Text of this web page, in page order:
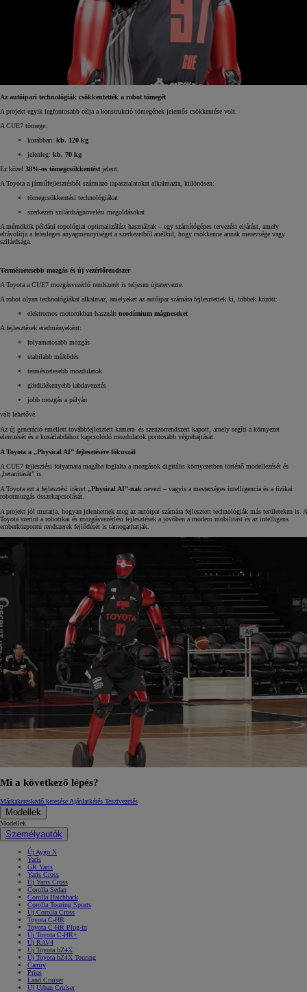
Az autóipari technológiák csökkentették a robot tömegét
A projekt egyik legfontosabb célja a konstrukció tömegének jelentős csökkentése volt.
A CUE7 tömege:
korábban: kb. 120 kg
jelenleg: kb. 70 kg
Ez közel 38%-os tömegcsökkentést jelent.
A Toyota a járműfejlesztésből származó tapasztalatokat alkalmazta, különösen:
tömegcsökkentési technológiákat
szerkezeti szilárdságnövelési megoldásokat
A mérnökök például topológiai optimalizálást használtak – egy számítógépes tervezési eljárást, amely
eltávolítja a felesleges anyagmennyiséget a szerkezetből anélkül, hogy csökkenne annak merevsége vagy
szilárdsága.
Természetesebb mozgás és új vezérlőrendszer
A Toyota a CUE7 mozgásvezérlő rendszerét is teljesen újratervezte.
A robot olyan technológiákat alkalmaz, amelyeket az autóipar számára fejlesztettek ki, többek között:
elektromos motorokban használt neodímium mágneseket
A fejlesztések eredményeként:
folyamatosabb mozgás
stabilabb működés
természetesebb mozdulatok
gördülékenyebb labdavezetés
jobb mozgás a pályán
vált lehetővé.
Az új generáció emellett továbbfejlesztett kamera- és szenzorrendszert kapott, amely segíti a környezet
elemzését és a kosárlabdához kapcsolódó mozdulatok pontosabb végrehajtását.
A Toyota a „Physical AI” fejlesztésére fókuszál
A CUE7 fejlesztési folyamata magába foglalta a mozgások digitális környezetben történő modellezését és
„betanítását” is.
A Toyota ezt a fejlesztési irányt „Physical AI”-nak nevezi – vagyis a mesterséges intelligencia és a fizikai
robotmozgás összekapcsolását.
A projekt jól mutatja, hogyan jelenhetnek meg az autóipar számára fejlesztett technológiák más területeken is. A
Toyota szerint a robotikai és mozgásvezérlési fejlesztések a jövőben a modern mobilitást és az intelligens
emberközpontú rendszerek fejlődését is támogathatják.
Mi a következő lépés?
Márkakereskedő keresése Ajánlatkérés Tesztvezetés
Modellek
Modellek
Személyautók
Új Aygo X
Yaris
GR Yaris
Yaris Cross
Új Yaris Cross
Corolla Sedan
Corolla Hatchback
Corolla Touring Sports
Új Corolla Cross
Toyota C-HR
Toyota C-HR Plug-in
Új Toyota C-HR+
Új RAV4
Új Toyota bZ4X
Új Toyota bZ4X Touring
Camry
Prius
Land Cruiser
Új Urban Cruiser